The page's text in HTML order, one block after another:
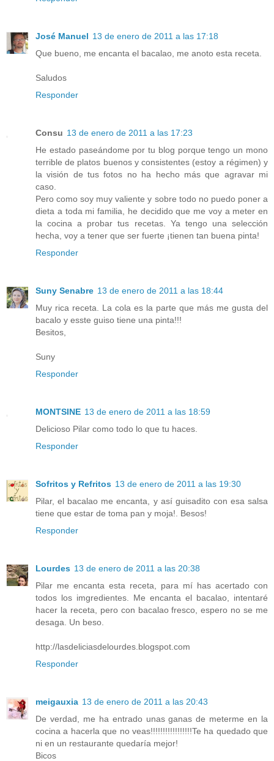
José Manuel 13 de enero de 2011 a las 17:18
Que bueno, me encanta el bacalao, me anoto esta receta.
Saludos
Responder
Consu 13 de enero de 2011 a las 17:23
He estado paseándome por tu blog porque tengo un mono
terrible de platos buenos y consistentes (estoy a régimen) y
la visión de tus fotos no ha hecho más que agravar mi
caso.
Pero como soy muy valiente y sobre todo no puedo poner a
dieta a toda mi familia, he decidido que me voy a meter en
la cocina a probar tus recetas. Ya tengo una selección
hecha, voy a tener que ser fuerte ¡tienen tan buena pinta!
Responder
Suny Senabre 13 de enero de 2011 a las 18:44
Muy rica receta. La cola es la parte que más me gusta del
bacalo y esste guiso tiene una pinta!!!
Besitos,
Suny
Responder
MONTSINE 13 de enero de 2011 a las 18:59
Delicioso Pilar como todo lo que tu haces.
Responder
Sofritos y Refritos 13 de enero de 2011 a las 19:30
Pilar, el bacalao me encanta, y así guisadito con esa salsa
tiene que estar de toma pan y moja!. Besos!
Responder
Lourdes 13 de enero de 2011 a las 20:38
Pilar me encanta esta receta, para mí has acertado con
todos los imgredientes. Me encanta el bacalao, intentaré
hacer la receta, pero con bacalao fresco, espero no se me
desaga. Un beso.
http://lasdeliciasdelourdes.blogspot.com
Responder
meigauxia 13 de enero de 2011 a las 20:43
De verdad, me ha entrado unas ganas de meterme en la
cocina a hacerla que no veas!!!!!!!!!!!!!!!!!Te ha quedado que
ni en un restaurante quedaría mejor!
Bicos